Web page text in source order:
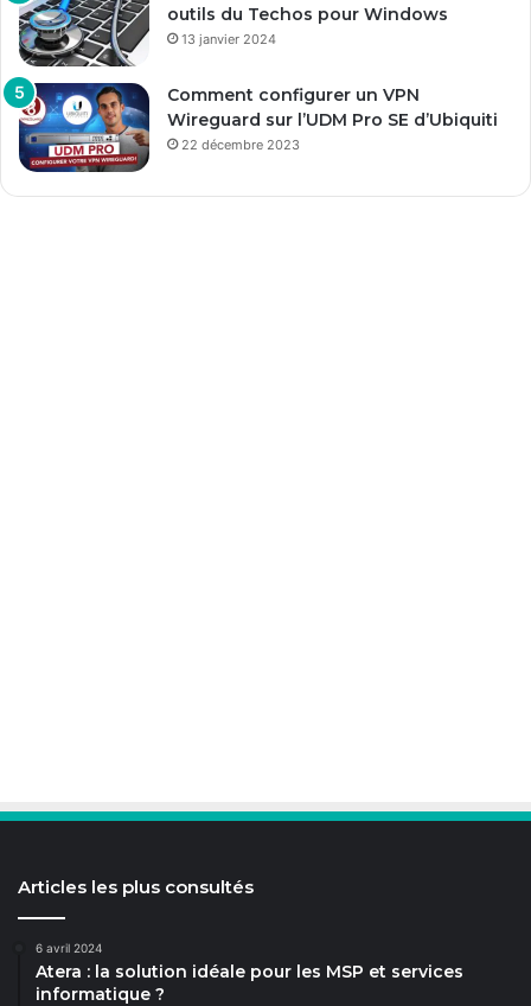
outils du Techos pour Windows
13 janvier 2024
Comment configurer un VPN
Wireguard sur l’UDM Pro SE d’Ubiquiti
22 décembre 2023
Articles les plus consultés
6 avril 2024
Atera : la solution idéale pour les MSP et services
informatique ?